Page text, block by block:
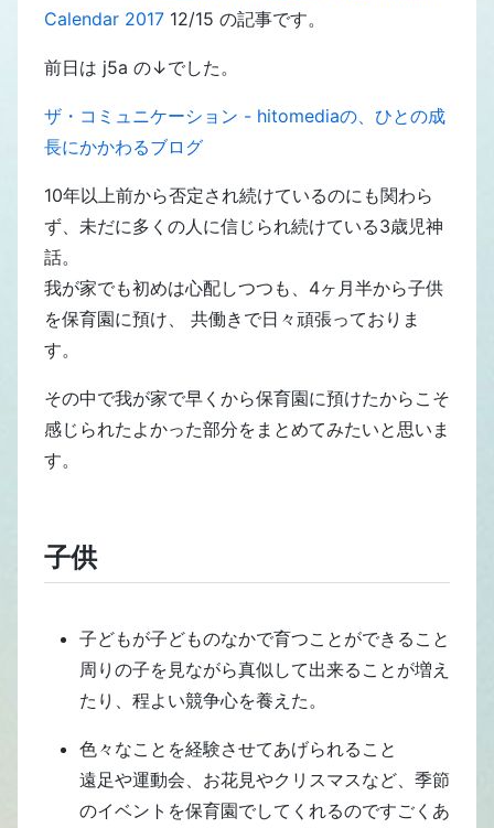
Calendar 2017 12/15 の記事です。
前日は j5a の↓でした。
ザ・コミュニケーション - hitomediaの、ひとの成
長にかかわるブログ
10年以上前から否定され続けているのにも関わら
ず、未だに多くの人に信じられ続けている3歳児神
話。
我が家でも初めは心配しつつも、4ヶ月半から子供
を保育園に預け、 共働きで日々頑張っておりま
す。
その中で我が家で早くから保育園に預けたからこそ
感じられたよかった部分をまとめてみたいと思いま
す。
子供
子どもが子どものなかで育つことができること
周りの子を見ながら真似して出来ることが増え
たり、程よい競争心を養えた。
色々なことを経験させてあげられること
遠足や運動会、お花見やクリスマスなど、季節
のイベントを保育園でしてくれるのですごくあ